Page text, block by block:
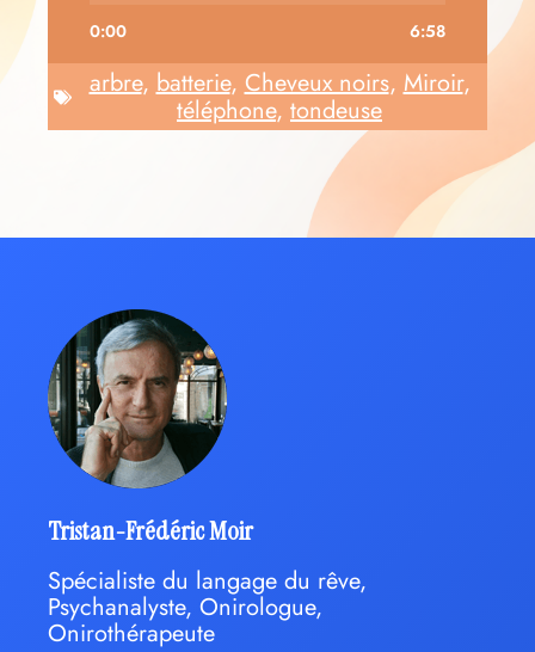
0:00 6:58
arbre,batterie,Cheveux noirs,Miroir,
téléphone, tondeuse
Tristan-Frédéric Moir
Spécialiste du langage du rêve,
Psychanalyste, Onirologue,
Onirothérapeute